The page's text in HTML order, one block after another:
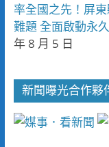
率全國之先！屏
難題 全面啟動永
年 8 月 5 日
新聞曝光合作夥